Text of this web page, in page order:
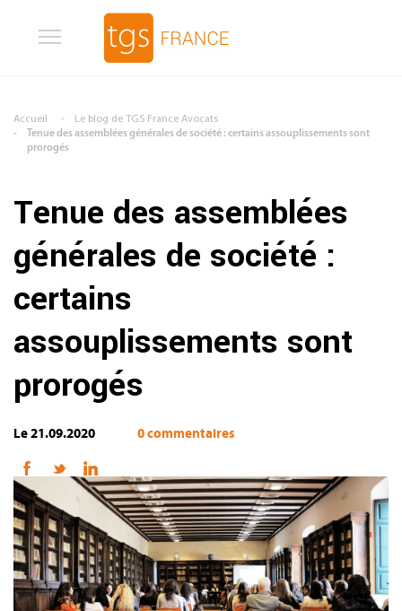
FR
Accueil
Le blog de TGS France Avocats
Tenue des assemblées générales de société : certains assouplissements sont
prorogés
Tenue des assemblées
générales de société :
certains
assouplissements sont
prorogés
Le 21.09.2020 0 commentaires